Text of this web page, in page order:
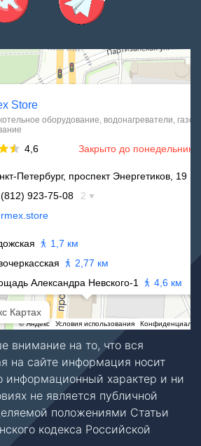
в Санкт‑Петербурге
внимание на то, что вся
на сайте информация носит
информационный характер и ни
не является публичной
положениями Статьи
кодекса Российской